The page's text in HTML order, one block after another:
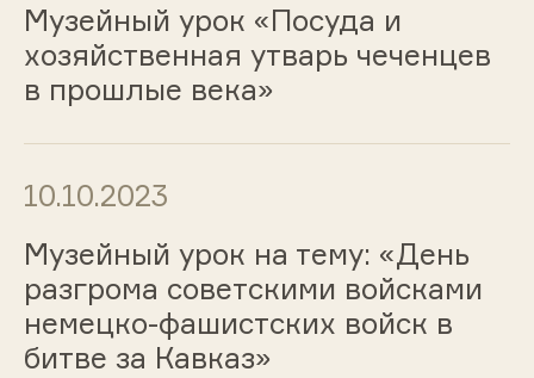
Музейный урок «Посуда и
хозяйственная утварь чеченцев
в прошлые века»
10.10.2023
Музейный урок на тему: «День
разгрома советскими войсками
немецко-фашистских войск в
битве за Кавказ»